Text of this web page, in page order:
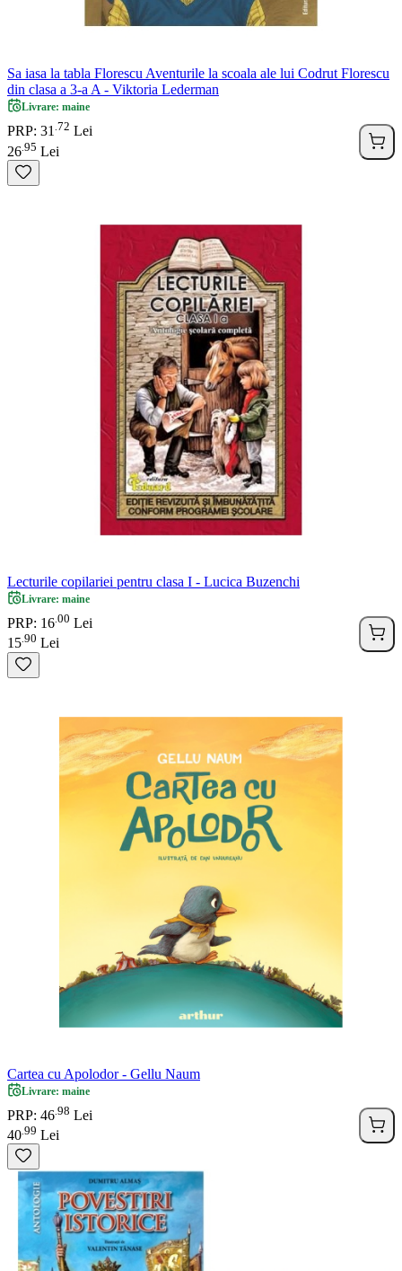
Sa iasa la tabla Florescu Aventurile la scoala ale lui Codrut Florescu
din clasa a 3-a A - Viktoria Lederman
Livrare: maine
PRP: 31 72 Lei
26 95 Lei
Lecturile copilariei pentru clasa I - Lucica Buzenchi
Livrare: maine
PRP: 16 00 Lei
15 90 Lei
Cartea cu Apolodor - Gellu Naum
Livrare: maine
PRP: 46 98 Lei
40 99 Lei